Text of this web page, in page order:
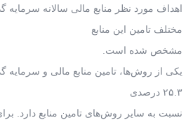
اهداف مورد نظر منابع مالی سالانه
مختلف تامین این منابع
مشخص شده است.
یکی از روش‌ها، تامین منابع مالی و
۲۵.۳ درصدی
نسبت به سایر روش‌های تامین منابع دارد.